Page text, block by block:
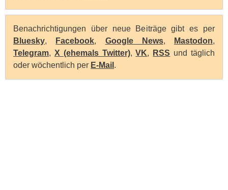
Benachrichtigungen über neue Beiträge gibt es per
Bluesky, Facebook, Google News, Mastodon,
Telegram, X (ehemals Twitter),VK, RSS und täglich
oder wöchentlich per E-Mail .